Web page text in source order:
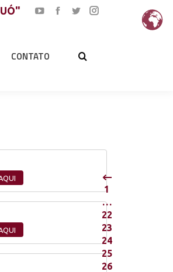
YouTube
in
Facebook
Twitter
in
Instagram
CONTATO
1
…
22
23
24
25
26